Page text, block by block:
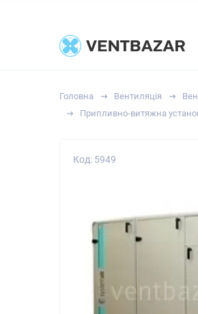
Головна Вентиляція
Припливно-витяжна
Код: 5949